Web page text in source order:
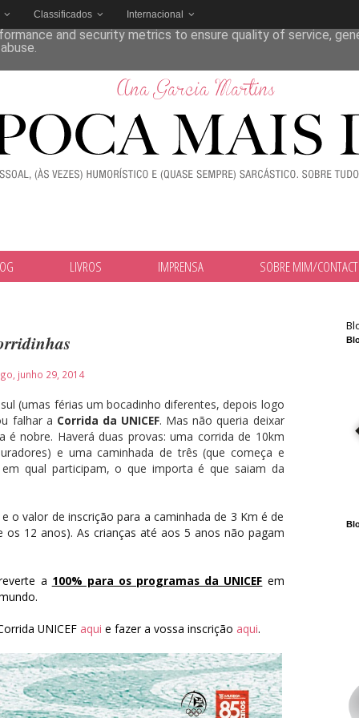
Classificados Internacional
LIVROS IMPRENSA SOBRE MIM/
junho 29, 2014
(umas férias um bocadinho diferentes, depois logo
falhar a Corrida da UNICEF. Mas não queria deixar
é nobre. Haverá duas provas: uma corrida de 10km
e uma caminhada de três (que começa e
qual participam, o que importa é que saiam da
o valor de inscrição para a caminhada de 3 Km é de
12 anos). As crianças até aos 5 anos não pagam
a 100% para os programas da UNICEF em
UNICEF aqui e fazer a vossa inscrição aqui.
its services and to analyze traffic. Your IP address and
and security metrics to ensure quality of service,